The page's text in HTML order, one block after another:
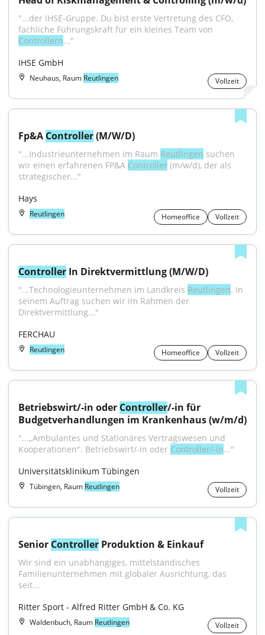
"...der IHSE‑Gruppe. Du bist erste Vertretung des CFO,
Controllern..."
IHSE GmbH
Neuhaus, Raum Reutlingen Vollzeit
Fp&A Controller (M/W/D)
"...Industrieunternehmen im Raum Reutlingen suchen
wir einen erfahrenen FP&A Controller (m/w/d), der als
strategischer..."
Hays
Reutlingen Homeoffice Vollzeit
Controller In Direktvermittlung (M/W/D)
"...Technologieunternehmen im Landkreis Reutlingen. In
seinem Auftrag suchen wir im Rahmen der
Direktvermittlung..."
FERCHAU
Reutlingen Homeoffice Vollzeit
Betriebswirt/-in oder Controller/-in für
Budgetverhandlungen im Krankenhaus (w/m/d)
"...„Ambulantes und Stationäres Vertragswesen und
Kooperationen". Betriebswirt/-in oder Controller/-in..."
Universitätsklinikum Tübingen
Tübingen, Raum Reutlingen Vollzeit
Senior Controller Produktion & Einkauf
Wir sind ein unabhängiges, mittelständisches
Familienunternehmen mit globaler Ausrichtung, das
seit...
Ritter Sport - Alfred Ritter GmbH & Co. KG
Waldenbuch, Raum Reutlingen Vollzeit